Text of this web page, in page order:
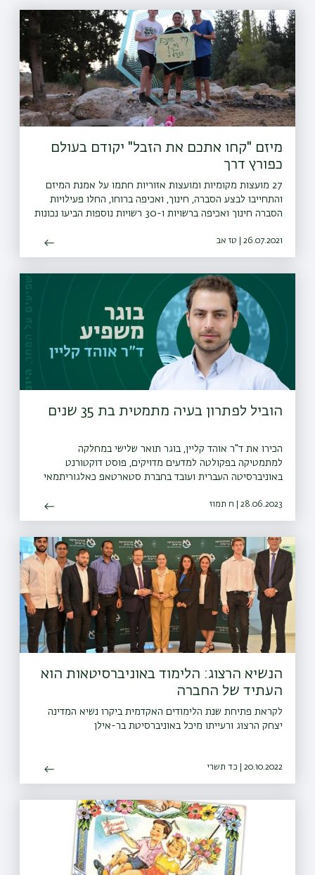
מיזם "קחו אתכם את הזבל" יקודם בעולם
כפורץ דרך
27 מועצות מקומיות ומועצות אזוריות חתמו על אמנת המיזם
והתחייבו לבצע הסברה, חינוך, ואכיפה ברוחו, החלו פעילויות
הסברה חינוך ואכיפה ברשויות ו-30 רשויות נוספות הביעו נכונות
26.07.2021 | טז אב
הוביל לפתרון בעיה מתמטית בת 35 שנים
הכירו את ד"ר אוהד קליין, בוגר תואר שלישי במחלקה
למתמטיקה בפקולטה למדעים מדויקים, פוסט דוקטורנט
באוניברסיטה העברית ועובד בחברת סטארטאפ כאלגוריתמאי
28.06.2023 | ח תמוז
הנשיא הרצוג: הלימוד באוניברסיטאות הוא
העתיד של החברה
לקראת פתיחת שנת הלימודים האקדמית ביקרו נשיא המדינה
יצחק הרצוג ורעייתו מיכל באוניברסיטת בר-אילן
20.10.2022 | כד תשרי